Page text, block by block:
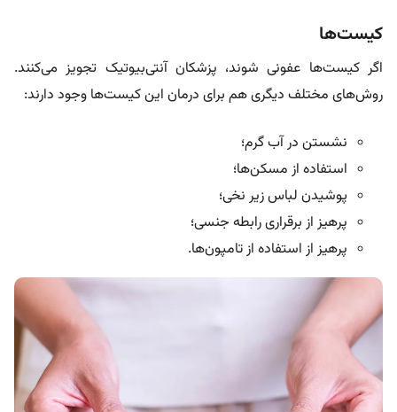
کیست‌ها
اگر کیست‌ها عفونی شوند، پزشکان آنتی‌بیوتیک تجویز می‌کنند.
روش‌های مختلف دیگری هم برای درمان این کیست‌ها وجود دارند:
نشستن در آب گرم؛
استفاده از مسکن‌ها؛
پوشیدن لباس زیر نخی؛
پرهیز از برقراری رابطه جنسی؛
پرهیز از استفاده از تامپون‌ها.